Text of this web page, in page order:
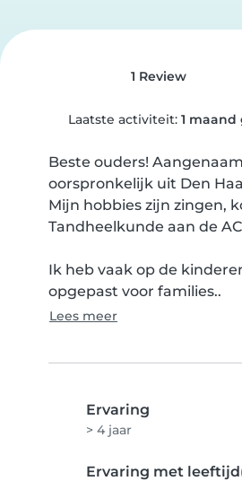
1 Review
Laatste activiteit: 1 maand
Beste ouders!
oorspronkelijk uit Den
Mijn hobbies zijn zingen,
Tandheelkunde aan de
Ik heb vaak op de
opgepast voor families..
Lees meer
Ervaring
> 4 jaar
Ervaring met